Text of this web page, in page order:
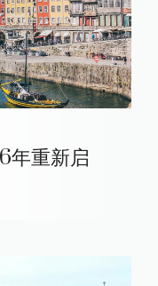
年重新启